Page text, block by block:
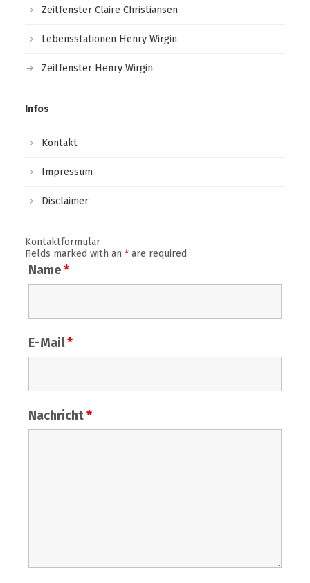
Zeitfenster Claire Christiansen
Lebensstationen Henry Wirgin
Zeitfenster Henry Wirgin
Infos
Kontakt
Impressum
Disclaimer
Kontaktformular
Fields marked with an *are required
Name*
E-Mail*
Nachricht*